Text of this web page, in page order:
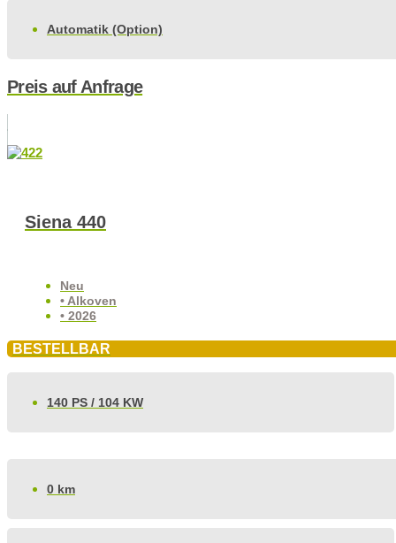
Automatik (Option)
Preis auf Anfrage
Siena 440
Neu
• Alkoven
• 2026
BESTELLBAR
140 PS / 104 KW
0 km